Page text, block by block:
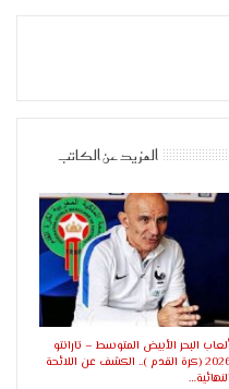
المزيد عن الكاتب
البحر الأبيض المتوسط – تارانتو
2026 (كرة القدم ).. الكشف عن اللائحة
النهائية…